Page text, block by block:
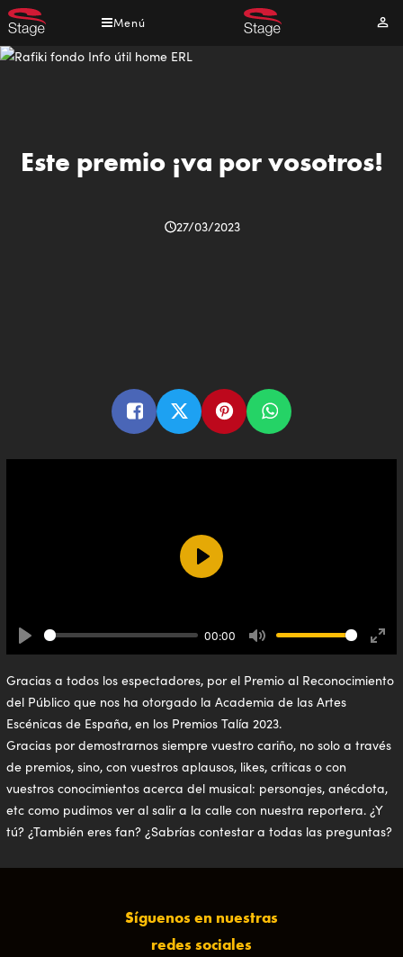
Pasar
al
contenido
Menú
Mi
Este premio ¡va por vosotros!
27/03/2023
Play
00:00
Mute
Play
Gracias a todos los espectadores, por el Premio al Reconocimiento
del Público que nos ha otorgado la Academia de las Artes
Escénicas de España, en los Premios Talía 2023.
Gracias por demostrarnos siempre vuestro cariño, no solo a través
de premios, sino, con vuestros aplausos, likes, críticas o con
vuestros conocimientos acerca del musical: personajes, anécdota,
etc como pudimos ver al salir a la calle con nuestra reportera. ¿Y
tú? ¿También eres fan? ¿Sabrías contestar a todas las preguntas?
Síguenos en nuestras
redes sociales